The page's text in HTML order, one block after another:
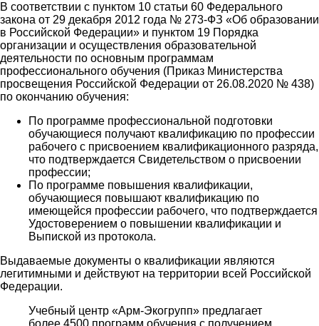
В соответствии с пунктом 10 статьи 60 Федерального
закона от 29 декабря 2012 года № 273-ФЗ «Об образовании
в Российской Федерации» и пунктом 19 Порядка
организации и осуществления образовательной
деятельности по основным программам
профессионального обучения (Приказ Министерства
просвещения Российской Федерации от 26.08.2020 № 438)
по окончанию обучения:
По программе профессиональной подготовки
обучающиеся получают квалификацию по профессии
рабочего с присвоением квалификационного разряда,
что подтверждается Свидетельством о присвоении
профессии;
По программе повышения квалификации,
обучающиеся повышают квалификацию по
имеющейся профессии рабочего, что подтверждается
Удостоверением о повышении квалификации и
Выпиской из протокола.
Выдаваемые документы о квалификации являются
легитимными и действуют на территории всей Российской
Федерации.
Учебный центр «Арм-Экогрупп» предлагает